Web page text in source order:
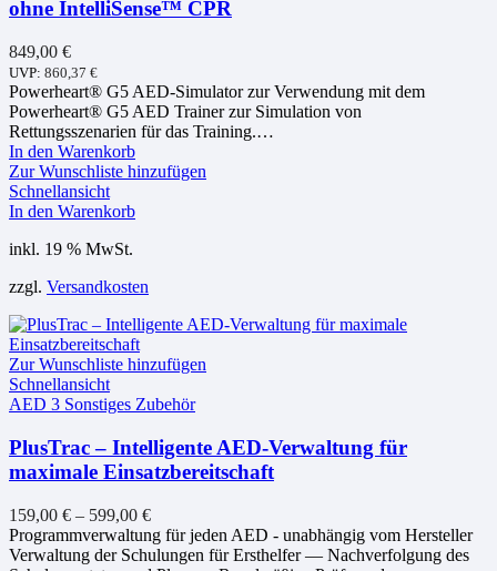
ohne IntelliSense™ CPR
849,00 €
UVP: 860,37 €
Powerheart® G5 AED-Simulator zur Verwendung mit dem
Powerheart® G5 AED Trainer zur Simulation von
Rettungsszenarien für das Training.…
In den Warenkorb
Zur Wunschliste hinzufügen
Schnellansicht
In den Warenkorb
inkl. 19 % MwSt.
zzgl. Versandkosten
Zur Wunschliste hinzufügen
Schnellansicht
AED 3 Sonstiges Zubehör
PlusTrac – Intelligente AED-Verwaltung für
maximale Einsatzbereitschaft
159,00 € – 599,00 €
Programmverwaltung für jeden AED - unabhängig vom Hersteller
Verwaltung der Schulungen für Ersthelfer — Nachverfolgung des